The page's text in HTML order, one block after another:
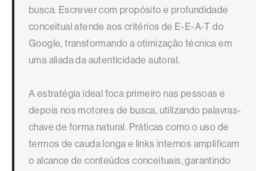
busca. Escrever com propósito e profundidade
conceitual atende aos critérios de E-E-A-T do
Google, transformando a otimização técnica em
uma aliada da autenticidade autoral.
A estratégia ideal foca primeiro nas pessoas e
depois nos motores de busca, utilizando palavras-
chave de forma natural. Práticas como o uso de
termos de cauda longa e links internos amplificam
o alcance de conteúdos conceituais, garantindo